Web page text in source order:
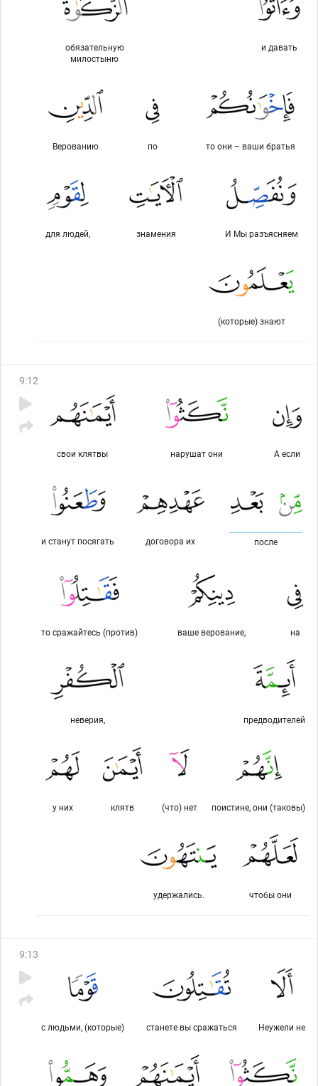
и давать
обязательную
милостыню
то они – ваши братья
по
Верованию
И Мы разъясняем
знамения
для людей,
(которые) знают
9:12
А если
нарушат они
свои клятвы
после
договора их
и станут посягать
на
ваше верование,
то сражайтесь (против)
предводителей
неверия,
поистине, они (таковы)
(что) нет
клятв
у них
чтобы они
удержались.
9:13
Неужели не
станете вы сражаться
с людьми, (которые)